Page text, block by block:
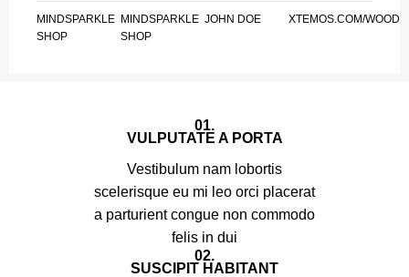
MINDSPARKLE
SHOP
MINDSPARKLE
SHOP
JOHN DOE XTEMOS.COM/WOOD
01.
VULPUTATE A PORTA
Vestibulum nam lobortis
scelerisque eu mi leo orci placerat
a parturient congue non commodo
felis in dui
02.
SUSCIPIT HABITANT